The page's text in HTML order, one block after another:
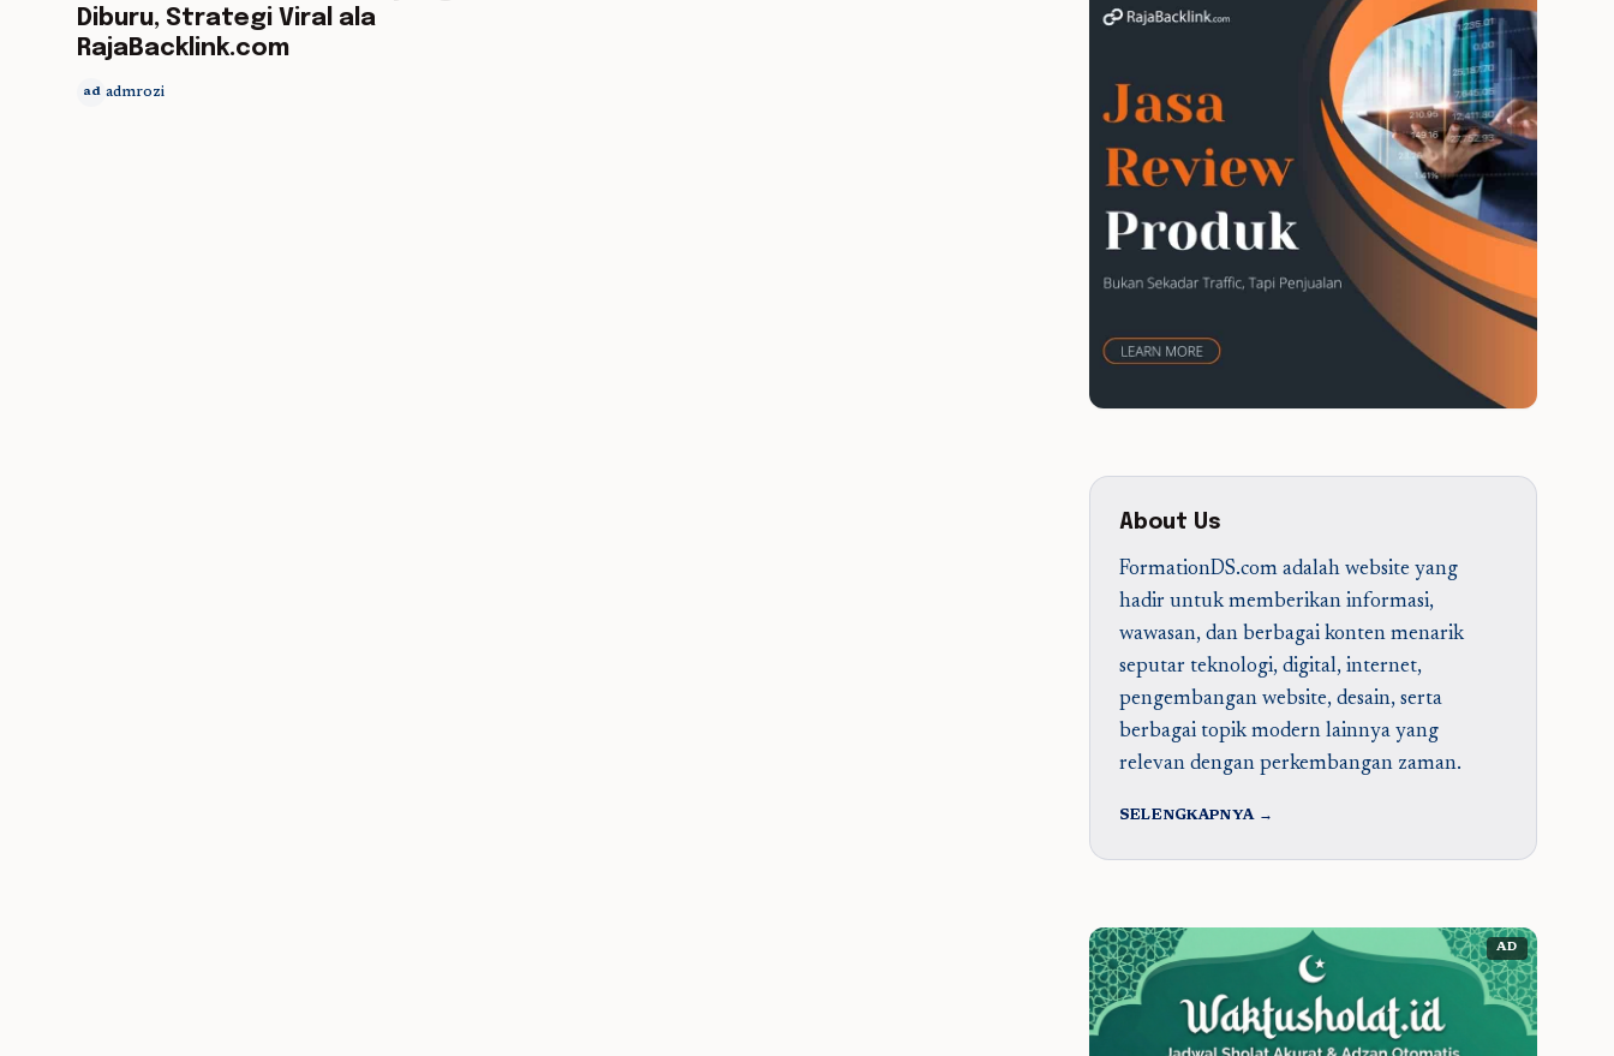
Diburu, Strategi Viral ala
RajaBacklink.com
ad admrozi
About Us
FormationDS.com adalah website yang
hadir untuk memberikan informasi,
wawasan, dan berbagai konten menarik
seputar teknologi, digital, internet,
pengembangan website, desain, serta
berbagai topik modern lainnya yang
relevan dengan perkembangan zaman.
SELENGKAPNYA →
AD